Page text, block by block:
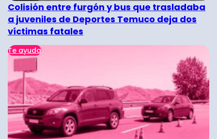
Colisión entre furgón y bus que trasladaba
a juveniles de Deportes Temuco deja dos
víctimas fatales
Te ayuda